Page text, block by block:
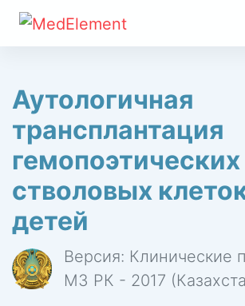
Аутологичная
трансплантация
гемопоэтических
стволовых
детей
Версия: Клинические
МЗ РК - 2017